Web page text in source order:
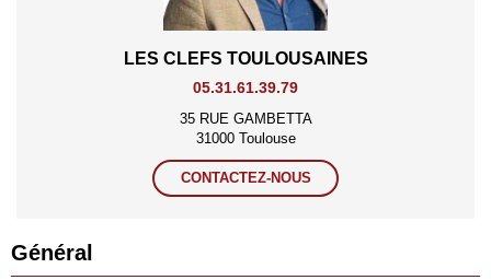
LES CLEFS TOULOUSAINES
05.31.61.39.79
35 RUE GAMBETTA
31000 Toulouse
CONTACTEZ-NOUS
Général